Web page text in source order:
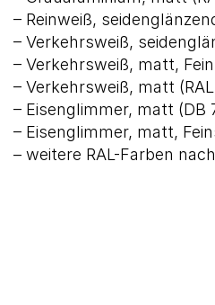
– Reinweiß,
– Verkehrsweiß,
– Verkehrsweiß, matt,
– Verkehrsweiß, matt (RAL
– Eisenglimmer, matt (DB
– Eisenglimmer, matt,
– weitere RAL-Farben